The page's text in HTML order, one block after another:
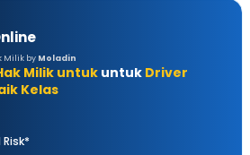
Milik by Moladin
Milik untuk untuk Driver
Kelas
Risk*